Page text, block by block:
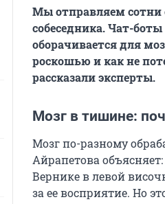
Мы отправляем сотни
собеседника. Чат-
оборачивается для
роскошью и как не
рассказали эксперты.
Мозг в тишине:
Мозг по-разному
Айрапетова
Вернике в левой
за ее восприятие. Но